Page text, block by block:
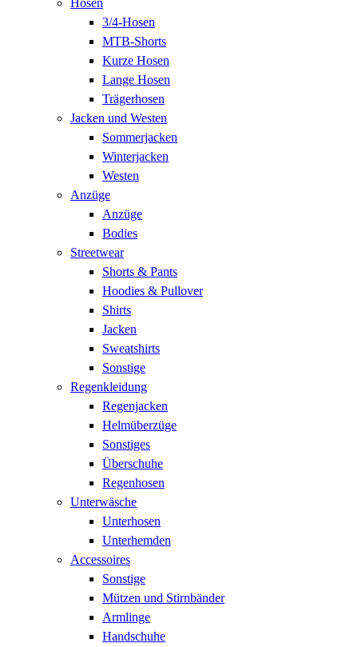
3/4-Hosen
MTB-Shorts
Kurze Hosen
Lange Hosen
Trägerhosen
Jacken und Westen
Sommerjacken
Winterjacken
Westen
Anzüge
Anzüge
Bodies
Streetwear
Shorts & Pants
Hoodies & Pullover
Shirts
Jacken
Sweatshirts
Sonstige
Regenkleidung
Regenjacken
Helmüberzüge
Sonstiges
Überschuhe
Regenhosen
Unterwäsche
Unterhosen
Unterhemden
Accessoires
Sonstige
Mützen und Stirnbänder
Armlinge
Handschuhe